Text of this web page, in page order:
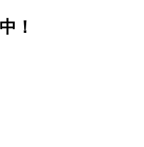
！